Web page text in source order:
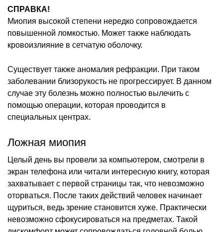
СПРАВКА!
Миопия высокой степени нередко сопровождается
повышенной ломкостью. Может также наблюдать
кровоизлияние в сетчатую оболочку.
Существует также аномалия рефракции. При таком
заболевании близорукость не прогрессирует. В данном
случае эту болезнь можно полностью вылечить с
помощью операции, которая проводится в
специальных центрах.
Ложная миопия
Целый день вы провели за компьютером, смотрели в
экран телефона или читали интересную книгу, которая
захватывает с первой страницы так, что невозможно
оторваться. После таких действий человек начинает
щуриться, ведь зрение становится хуже. Практически
невозможно сфокусироваться на предметах. Такой